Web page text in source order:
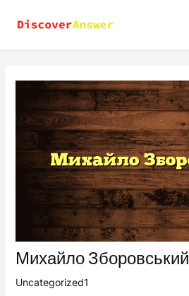
Михайло Зборовський
Uncategorized1